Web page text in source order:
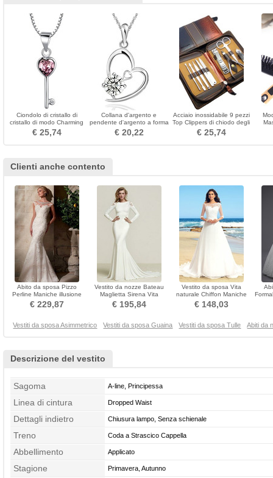
Ciondolo di cristallo di
cristallo di modo Charming
Ciondolo di cristallo
€ 25,74
Collana d'argento e
pendente d'argento a forma
di cuore viola delle donne
€ 20,22
Acciaio inossidabile 9 pezzi
Top Clippers di chiodo degli
uomini di elaborazione di
grado superiore
€ 25,74
Clienti anche contento
Abito da sposa Pizzo
Perline Maniche illusione
Senza maniche Stretto
€ 229,87
Vestito da nozze Bateau
Maglietta Sirena Vita
naturale Spiaggia
€ 195,84
Vestito da sposa Vita
naturale Chiffon Maniche
mezze Increspato
€ 148,03
Vestiti da sposa Asimmetrico Vestiti da sposa Guaina Vestiti da sposa Tulle Abiti da
Descrizione del vestito
Sagoma A-line, Principessa
Linea di cintura Dropped Waist
Dettagli indietro Chiusura lampo, Senza schienale
Treno Coda a Strascico Cappella
Abbellimento Applicato
Stagione Primavera, Autunno